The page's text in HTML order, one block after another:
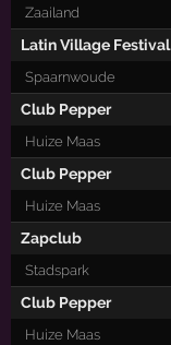
Zaailand
Latin Village Festival
Spaarnwoude
Club Pepper
Huize Maas
Club Pepper
Huize Maas
Zapclub
Stadspark
Club Pepper
Huize Maas